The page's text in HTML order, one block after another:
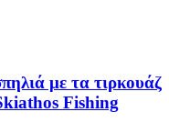
με τα τιρκουάζ
Fishing